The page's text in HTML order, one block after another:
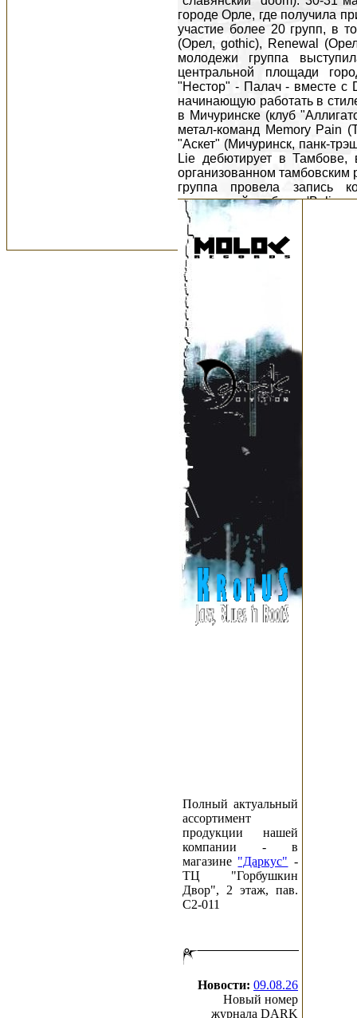
Полный актуальный
ассортимент
продукции нашей
компании - в
магазине "Даркус" -
ТЦ "Горбушкин
Двор", 2 этаж, пав.
C2-011
Новости: 09.08.26
Новый номер
журнала DARK